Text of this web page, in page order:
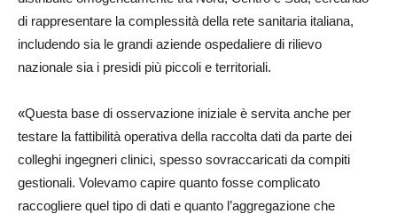
di rappresentare la complessità della rete sanitaria italiana,
includendo sia le grandi aziende ospedaliere di rilievo
nazionale sia i presidi più piccoli e territoriali.
«Questa base di osservazione iniziale è servita anche per
testare la fattibilità operativa della raccolta dati da parte dei
colleghi ingegneri clinici, spesso sovraccaricati da compiti
gestionali. Volevamo capire quanto fosse complicato
raccogliere quel tipo di dati e quanto l’aggregazione che